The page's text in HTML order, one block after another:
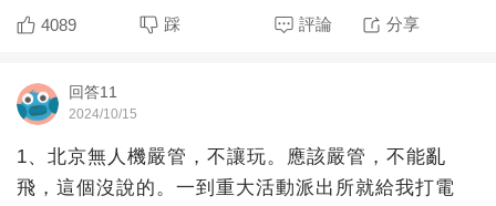
門直接被一群人按
4089 踩 評論 分享
回答11
2024/10/15
1、北京無人機嚴管，不讓玩。應該嚴管，不能亂
飛，這個沒說的。一到重大活動派出所就給我打電